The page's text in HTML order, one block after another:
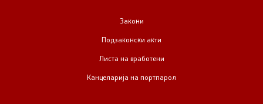
Организација и систематизација
Закони
Подзаконски акти
Листа на вработени
Канцеларија на портпарол